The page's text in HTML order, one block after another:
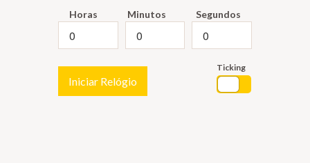
Horas Minutos Segundos
Iniciar Relógio
Ticking